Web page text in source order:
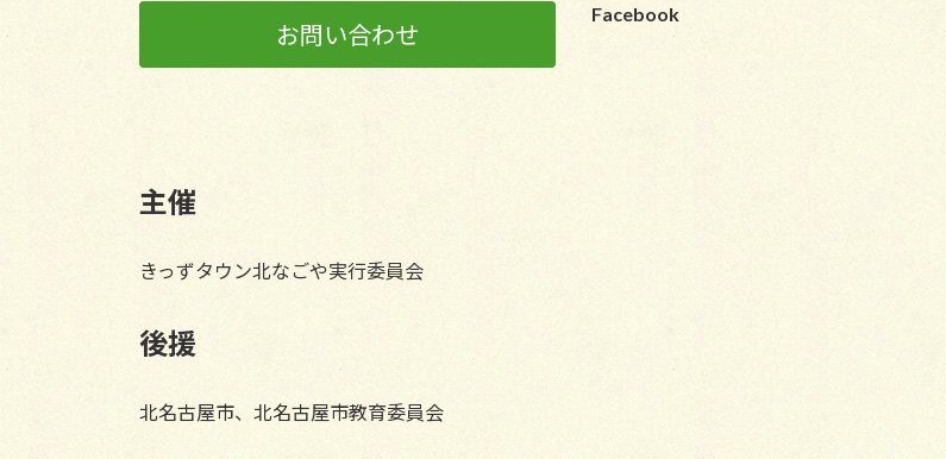
お問い合わせ
主催
きっずタウン北なごや実行委員会
後援
北名古屋市、北名古屋市教育委員会
Facebook